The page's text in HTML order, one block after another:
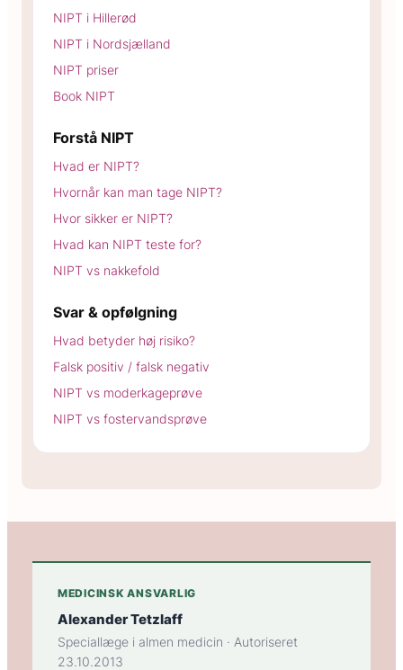
NIPT i Hillerød
NIPT i Nordsjælland
NIPT priser
Book NIPT
Forstå NIPT
Hvad er NIPT?
Hvornår kan man tage NIPT?
Hvor sikker er NIPT?
Hvad kan NIPT teste for?
NIPT vs nakkefold
Svar & opfølgning
Hvad betyder høj risiko?
Falsk positiv / falsk negativ
NIPT vs moderkageprøve
NIPT vs fostervandsprøve
MEDICINSK ANSVARLIG
Alexander Tetzlaff
Speciallæge i almen medicin · Autoriseret
23.10.2013